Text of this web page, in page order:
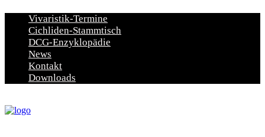
Vivaristik-Termine
Cichliden-Stammtisch
DCG-Enzyklopädie
News
Kontakt
Downloads